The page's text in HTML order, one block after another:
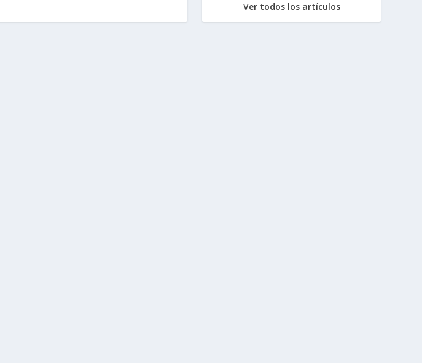
Ver todos los artículos